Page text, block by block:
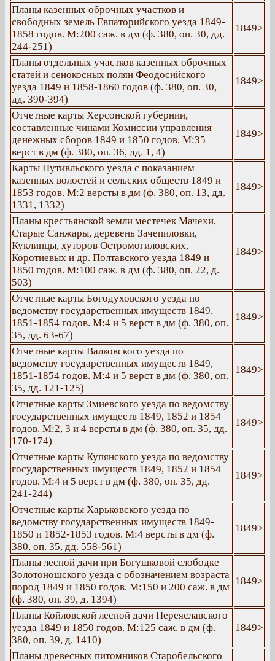
Планы казенных оброчных участков и
свободных земель Евпаторийского уезда 1849-
1858 годов. М:200 саж. в дм (ф. 380, оп. 30, дд.
244-251)
1849>
Планы отдельных участков казенных оброчных
статей и сенокосных полян Феодосийского
уезда 1849 и 1858-1860 годов (ф. 380, оп. 30,
дд. 390-394)
1849>
Отчетные карты Херсонской губернии,
составленные чинами Комиссии управления
денежных сборов 1849 и 1850 годов. М:35
верст в дм (ф. 380, оп. 36, дд. 1, 4)
1849>
Карты Путивльского уезда с показанием
казенных волостей и сельских обществ 1849 и
1853 годов. М:2 версты в дм (ф. 380, оп. 13, дд.
1331, 1332)
1849>
Планы крестьянской земли местечек Мачехи,
Старые Санжары, деревень Зачепиловки,
Куклинцы, хуторов Остромогиловских,
Коротиевых и др. Полтавского уезда 1849 и
1850 годов. М:100 саж. в дм (ф. 380, оп. 22, д.
503)
1849>
Отчетные карты Богодуховского уезда по
ведомству государственных имуществ 1849,
1851-1854 годов. М:4 и 5 верст в дм (ф. 380, оп.
35, дд. 63-67)
1849>
Отчетные карты Валковского уезда по
ведомству государственных имуществ 1849,
1851-1854 годов. М:4 и 5 верст в дм (ф. 380, оп.
35, дд. 121-125)
1849>
Отчетные карты Змиевского уезда по ведомству
государственных имуществ 1849, 1852 и 1854
годов. М:2, 3 и 4 версты в дм (ф. 380, оп. 35, дд.
170-174)
1849>
Отчетные карты Купянского уезда по ведомству
государственных имуществ 1849, 1852 и 1854
годов. М:4 и 5 верст в дм (ф. 380, оп. 35, дд.
241-244)
1849>
Отчетные карты Харьковского уезда по
ведомству государственных имуществ 1849-
1850 и 1852-1853 годов. М:4 версты в дм (ф.
380, оп. 35, дд. 558-561)
1849>
Планы лесной дачи при Богушковой слободке
Золотоношского уезда с обозначением возраста
пород 1849 и 1850 годов. М:150 и 200 саж. в дм
(ф. 380, оп. 39, д. 1394)
1849>
Планы Койловской лесной дачи Переяславского
уезда 1849 и 1850 годов. М:125 саж. в дм (ф.
380, оп. 39, д. 1410)
1849>
Планы древесных питомников Старобельского